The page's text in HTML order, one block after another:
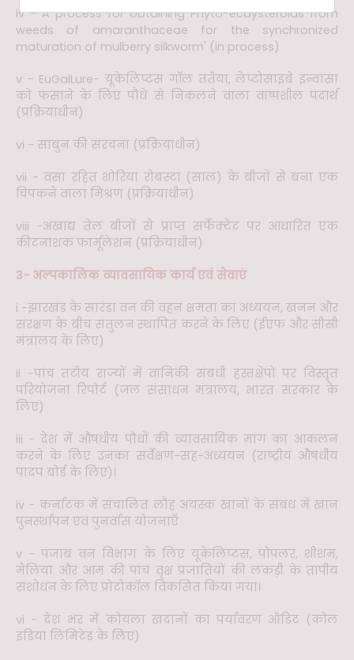
iv - A process for obtaining Phyto-ecdysteroids from
weeds of amaranthaceae for the synchronized
maturation of mulberry silkworm' (in process)
v - EuGalLure- यूकेलिप्टस गॉल ततैया, लेप्टोसाइबे इन्वासा
को फंसाने के लिए पौधे से निकलने वाला वाष्पशील पदार्थ
(प्रक्रियाधीन)
vi - साबुन की संरचना (प्रक्रियाधीन)
vii - वसा रहित शोरिया रोबस्टा (साल) के बीजों से बना एक
चिपकने वाला मिश्रण (प्रक्रियाधीन)
viii -अखाद्य तेल बीजों से प्राप्त सर्फेक्टेंट पर आधारित एक
कीटनाशक फार्मूलेशन (प्रक्रियाधीन)
3- अल्पकालिक व्यावसायिक कार्य एवं सेवाएं
i -झारखंड के सारंडा वन की वहन क्षमता का अध्ययन, खनन और
संरक्षण के बीच संतुलन स्थापित करने के लिए (ईएफ और सीसी
मंत्रालय के लिए)
ii -पांच तटीय राज्यों में वानिकी संबंधी हस्तक्षेपों पर विस्तृत
परियोजना रिपोर्ट (जल संसाधन मंत्रालय, भारत सरकार के
लिए)
iii - देश में औषधीय पौधों की व्यावसायिक मांग का आकलन
करने के लिए उनका सर्वेक्षण-सह-अध्ययन (राष्ट्रीय औषधीय
पादप बोर्ड के लिए)।
iv - कर्नाटक में संचालित लौह अयस्क खानों के संबंध में खान
पुनर्स्थापन एवं पुनर्वास योजनाएँ
v - पंजाब वन विभाग के लिए यूकेलिप्टस, पोपलर, शीशम,
मेलिया और आम की पांच वृक्ष प्रजातियों की लकड़ी के तापीय
संशोधन के लिए प्रोटोकॉल विकसित किया गया।
vi - देश भर में कोयला खदानों का पर्यावरण ऑडिट (कोल
इंडिया लिमिटेड के लिए)